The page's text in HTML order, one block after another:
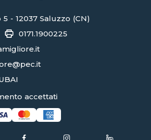
5 - 12037 Saluzzo (CN)
0171.1900225
accettati